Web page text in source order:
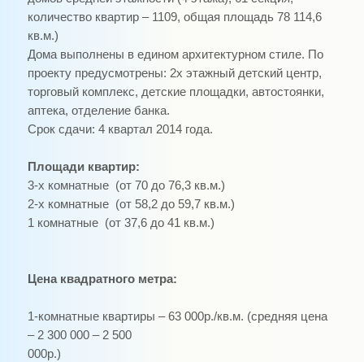
количество квартир – 1109, общая площадь 78 114,6
кв.м.)
Дома выполнены в едином архитектурном стиле. По
проекту предусмотрены: 2х этажный детский центр,
торговый комплекс, детские площадки, автостоянки,
аптека, отделение банка.
Срок сдачи: 4 квартал 2014 года.
Площади квартир:
3-х комнатные (от 70 до 76,3 кв.м.)
2-х комнатные (от 58,2 до 59,7 кв.м.)
1 комнатные (от 37,6 до 41 кв.м.)
Цена квадратного метра:
1-комнатные квартиры – 63 000р./кв.м. (средняя цена
– 2 300 000 – 2 500